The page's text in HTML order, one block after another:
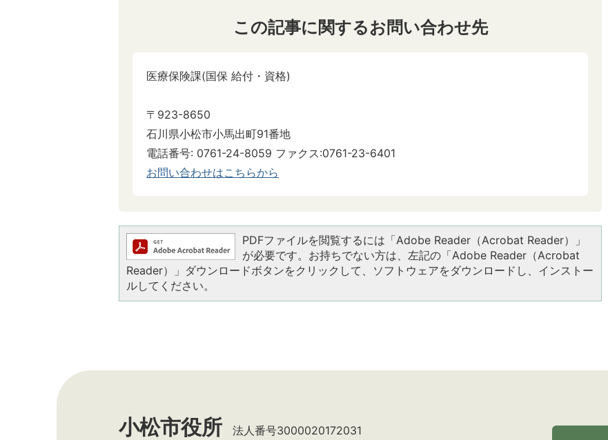
この記事に関するお問い合わせ先
医療保険課(国保 給付・資格)
〒923-8650
石川県小松市小馬出町91番地
電話番号: 0761-24-8059 ファクス:0761-23-6401
お問い合わせはこちらから
PDFファイルを閲覧するには「Adobe Reader（Acrobat Reader）」
が必要です。お持ちでない方は、左記の「Adobe Reader（Acrobat
Reader）」ダウンロードボタンをクリックして、ソフトウェアをダウンロードし、インストー
ルしてください。
小松市役所 法人番号3000020172031